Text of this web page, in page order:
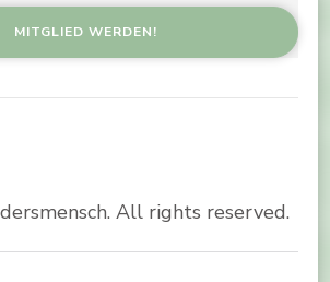
All rights reserved.